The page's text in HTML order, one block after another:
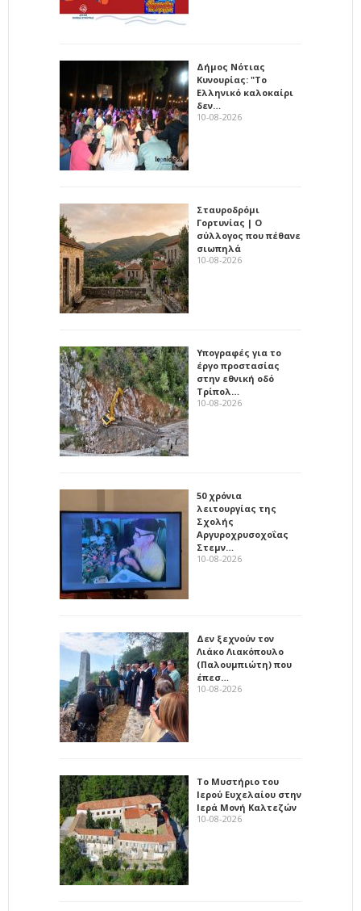
Δήμος Νότιας
Κυνουρίας: "Το
Ελληνικό καλοκαίρι
δεν…
10-08-2026
Σταυροδρόμι
Γορτυνίας | Ο
σύλλογος που πέθανε
σιωπηλά
10-08-2026
Υπογραφές για το
έργο προστασίας
στην εθνική οδό
Τρίπολ…
10-08-2026
50 χρόνια
λειτουργίας της
Σχολής
Αργυροχρυσοχοΐας
Στεμν…
10-08-2026
Δεν ξεχνούν τον
Λιάκο Λιακόπουλο
(Παλουμπιώτη) που
έπεσ…
10-08-2026
Το Μυστήριο του
Ιερού Ευχελαίου στην
Ιερά Μονή Καλτεζών
10-08-2026